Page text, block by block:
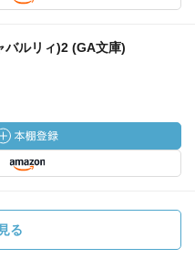
バルリィ)2 (GA文庫)
る